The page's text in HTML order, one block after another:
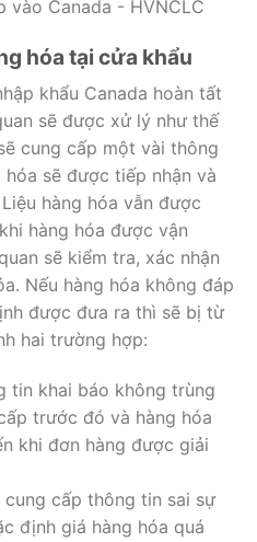
hóa tại cửa khẩu
khẩu Canada hoàn tất
sẽ được xử lý như thế
cung cấp một vài thông
sẽ được tiếp nhận và
hàng hóa vẫn được
hàng hóa được vận
sẽ kiểm tra, xác nhận
Nếu hàng hóa không đáp
được đưa ra thì sẽ bị từ
hai trường hợp:
tin khai báo không trùng
trước đó và hàng hóa
khi đơn hàng được giải
cấp thông tin sai sự
định giá hàng hóa quá